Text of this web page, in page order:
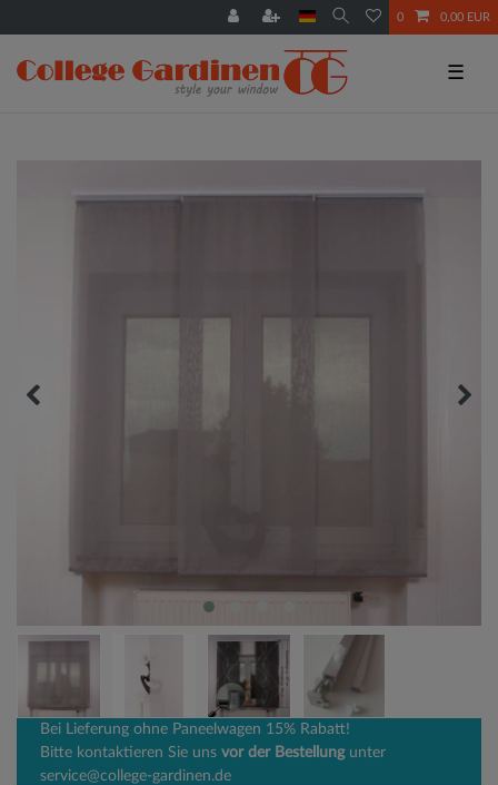
0 0,00 EUR
☰
Bei Lieferung ohne Paneelwagen 15% Rabatt!
Bitte kontaktieren Sie uns vor der Bestellungunter
service@college-gardinen.de